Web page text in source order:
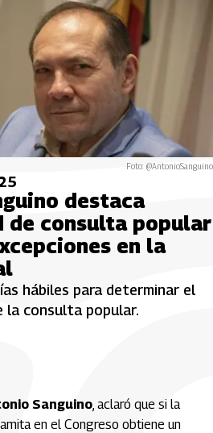
Foto: @AntonioSanguino
destaca
consulta popular
en la
hábiles para determinar el
la consulta popular.
Sanguino, aclaró que si la
en el Congreso obtiene un